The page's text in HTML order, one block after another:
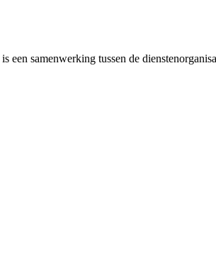
een samenwerking tussen de